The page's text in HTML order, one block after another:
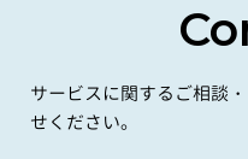
サービスに関するご相談
せください。